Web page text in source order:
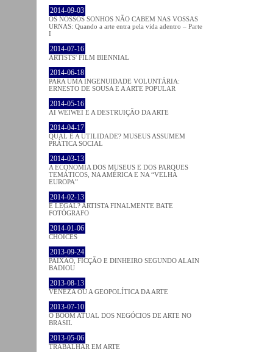
2014-09-03
OS NOSSOS SONHOS NÃO CABEM NAS VOSSAS
URNAS: Quando a arte entra pela vida adentro – Parte
I
2014-07-16
ARTISTS' FILM BIENNIAL
2014-06-18
PARA UMA INGENUIDADE VOLUNTÁRIA:
ERNESTO DE SOUSA E A ARTE POPULAR
2014-05-16
AI WEIWEI E A DESTRUIÇÃO DA ARTE
2014-04-17
QUAL É A UTILIDADE? MUSEUS ASSUMEM
PRÁTICA SOCIAL
2014-03-13
A ECONOMIA DOS MUSEUS E DOS PARQUES
TEMÁTICOS, NA AMÉRICA E NA “VELHA
EUROPA”
2014-02-13
É LEGAL? ARTISTA FINALMENTE BATE
FOTÓGRAFO
2014-01-06
CHOICES
2013-09-24
PAIXÃO, FICÇÃO E DINHEIRO SEGUNDO ALAIN
BADIOU
2013-08-13
VENEZA OU A GEOPOLÍTICA DA ARTE
2013-07-10
O BOOM ATUAL DOS NEGÓCIOS DE ARTE NO
BRASIL
2013-05-06
TRABALHAR EM ARTE